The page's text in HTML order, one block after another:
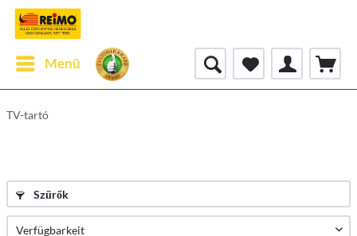
Menü
TV-tartó
Szűrők